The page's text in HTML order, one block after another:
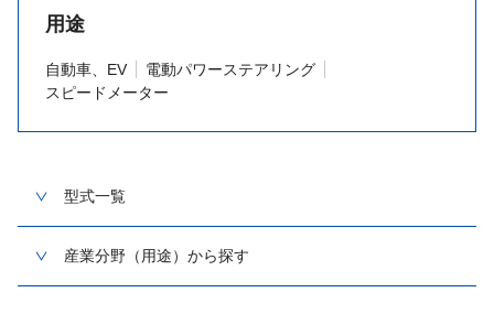
用途
自動車、EV
電動パワーステアリング
スピードメーター
型式一覧
産業分野（用途）から探す